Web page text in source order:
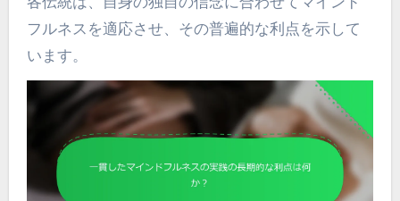
フルネスを適応させ、その普遍的な利点を示して
います。